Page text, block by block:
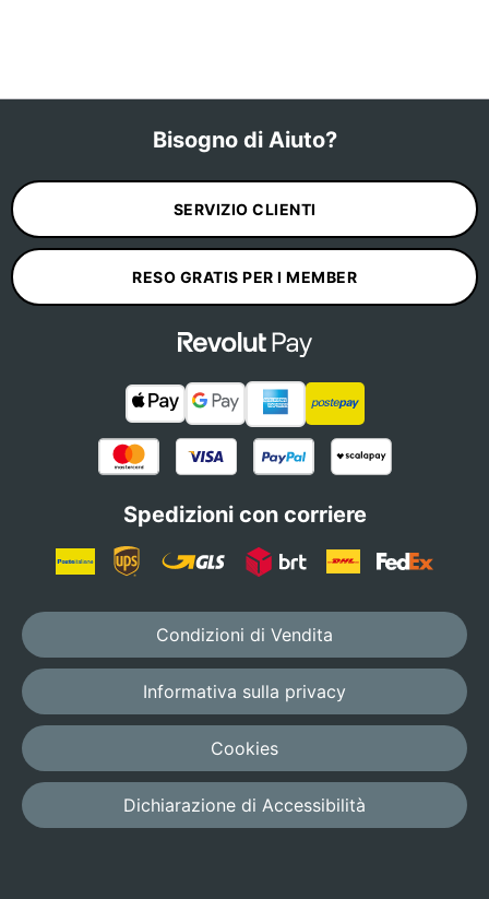
Bisogno di Aiuto?
SERVIZIO CLIENTI
RESO GRATIS PER I MEMBER
Spedizioni con corriere
Condizioni di Vendita
Informativa sulla privacy
Cookies
Dichiarazione di Accessibilità